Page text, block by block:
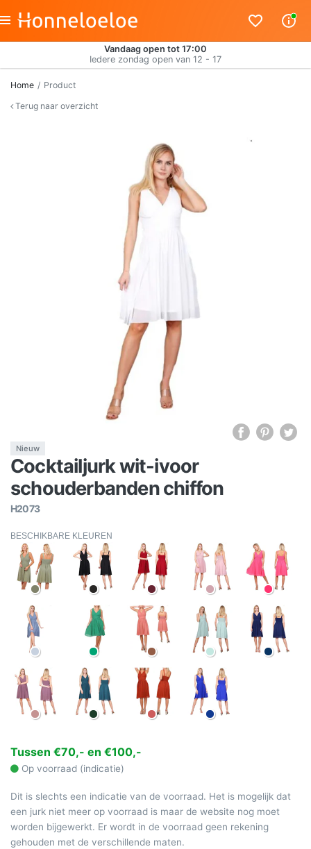
Vandaag open tot 17:00
Iedere zondag open van 12 - 17
Home
Product
Terug naar overzicht
Nieuw
Cocktailjurk wit-ivoor
schouderbanden chiffon
H2073
BESCHIKBARE KLEUREN
Tussen €70,- en €100,-
Op voorraad (indicatie)
Dit is slechts een indicatie van de voorraad. Het is mogelijk dat
een jurk niet meer op voorraad is maar de website nog moet
worden bijgewerkt. Er wordt in de voorraad geen rekening
gehouden met de verschillende maten.